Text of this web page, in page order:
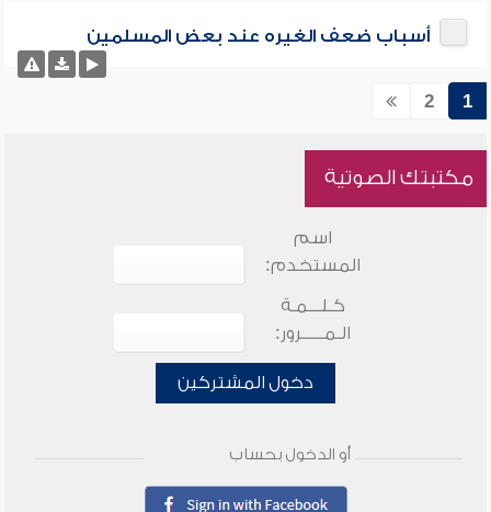
أسباب ضعف الغيره عند بعض المسلمين
1
2
مكتبتك الصوتية
اسم
المستخدم:
كـلـــمـة
الـمـــــرور:
دخول المشتركين
أو الدخول بحساب